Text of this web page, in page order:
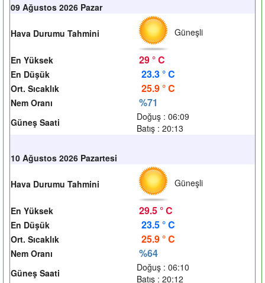
09 Ağustos 2026 Pazar
Hava Durumu Tahmini Güneşli
En Yüksek 29 ° C
En Düşük 23.3 ° C
Ort. Sıcaklık 25.9 ° C
Nem Oranı %71
Güneş Saati
Doğuş : 06:09
Batış : 20:13
10 Ağustos 2026 Pazartesi
Hava Durumu Tahmini Güneşli
En Yüksek 29.5 ° C
En Düşük 23.5 ° C
Ort. Sıcaklık 25.9 ° C
Nem Oranı %64
Güneş Saati
Doğuş : 06:10
Batış : 20:12